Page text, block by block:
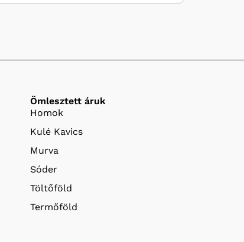
Ömlesztett áruk
Homok
Kulé Kavics
Murva
Sóder
Töltőföld
Termőföld